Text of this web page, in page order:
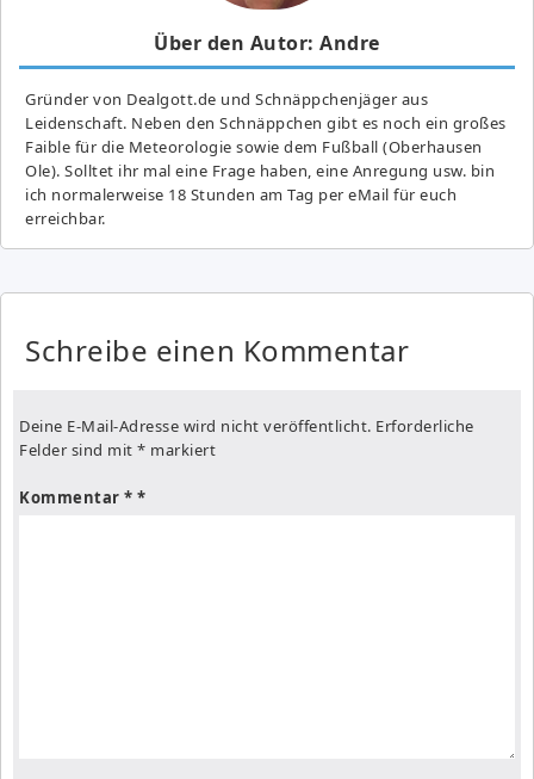
Über den Autor: Andre
Gründer von Dealgott.de und Schnäppchenjäger aus
Leidenschaft. Neben den Schnäppchen gibt es noch ein großes
Fai­ble für die Meteorologie sowie dem Fußball (Oberhausen
Ole). Solltet ihr mal eine Frage haben, eine Anregung usw. bin
ich normalerweise 18 Stunden am Tag per eMail für euch
erreichbar.
Schreibe einen Kommentar
Deine E-Mail-Adresse wird nicht veröffentlicht. Erforderliche
Felder sind mit * markiert
Kommentar *